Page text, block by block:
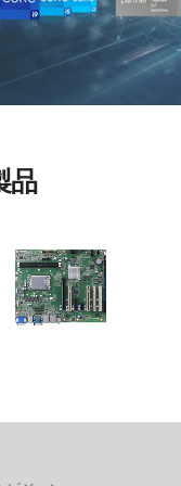
品
13/12世代Core™プロセッ
業用ATXマザーボード